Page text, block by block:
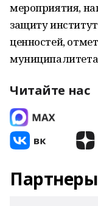
мероприятия,
защиту
ценностей,
Читайте нас
Партнеры